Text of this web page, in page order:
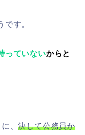
です。
っていないからと
に、決して公務員か